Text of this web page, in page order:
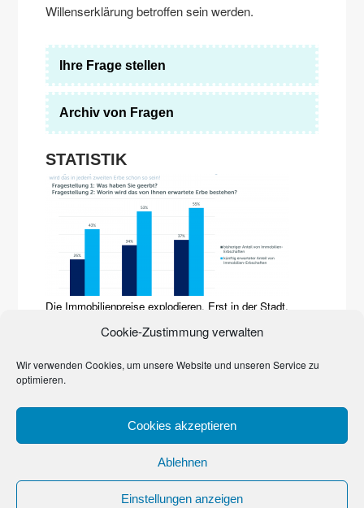
Cookie-Zustimmung verwalten
Wir verwenden Cookies, um unsere Website und unseren Service zu
optimieren.
Cookies akzeptieren
Ablehnen
Einstellungen anzeigen
Willenserklärung betroffen sein werden.
Ihre Frage stellen
Archiv von Fragen
STATISTIK
Die Immobilienpreise explodieren. Erst in der Stadt,
Erbgeschehen. Den Beweis liefert eine Studie der Quirin
bereits…